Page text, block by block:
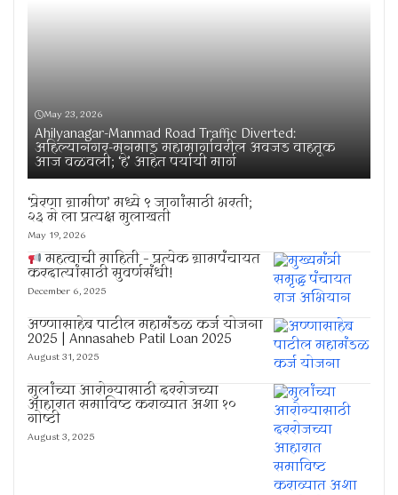
May 23, 2026
Ahilyanagar-Manmad Road Traffic Diverted:
अहिल्यानगर-मनमाड महामार्गावरील अवजड वाहतूक
आज वळवली; ‘हे’ आहेत पर्यायी मार्ग
‘प्रेरणा ग्रामीण’ मध्ये ९ जागांसाठी भरती;
२३ मे ला प्रत्यक्ष मुलाखती
May 19, 2026
महत्वाची माहिती – प्रत्येक ग्रामपंचायत
करदात्यांसाठी सुवर्णसंधी!
December 6, 2025
अण्णासाहेब पाटील महामंडळ कर्ज योजना
2025 | Annasaheb Patil Loan 2025
August 31, 2025
मुलांच्या आरोग्यासाठी दररोजच्या
आहारात समाविष्ट कराव्यात अशा १०
गोष्टी
August 3, 2025